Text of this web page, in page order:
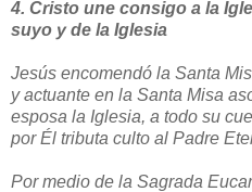
4. Cristo une consigo a la
suyo y de la Iglesia
Jesús encomendó la Santa
y actuante en la Santa Misa
esposa la Iglesia, a todo su
por Él tributa culto al Padre
Por medio de la Sagrada